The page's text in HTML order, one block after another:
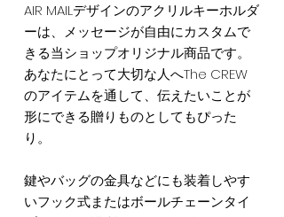
AIR MAILデザインのアクリルキーホルダ
ーは、メッセージが自由にカスタムで
きる当ショップオリジナル商品です。
あなたにとって大切な人へThe CREW
のアイテムを通して、伝えたいことが
形にできる贈りものとしてもぴった
り。
鍵やバッグの金具などにも装着しやす
いフック式またはボールチェーンタイ